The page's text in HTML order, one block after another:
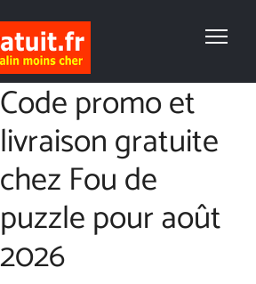
Code promo et
livraison gratuite
chez Fou de
puzzle pour août
2026